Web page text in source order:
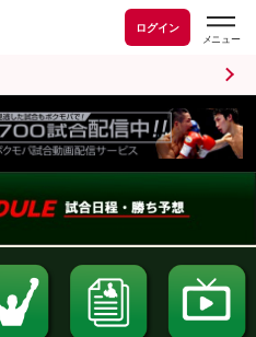
ログイン